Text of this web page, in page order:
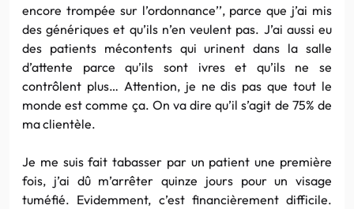
encore trompée sur l’ordonnance’’, parce que j’ai mis
des génériques et qu’ils n’en veulent pas. J’ai aussi eu
des patients mécontents qui urinent dans la salle
d’attente parce qu’ils sont ivres et qu’ils ne se
contrôlent plus… Attention, je ne dis pas que tout le
monde est comme ça. On va dire qu’il s’agit de 75% de
ma clientèle.
Je me suis fait tabasser par un patient une première
fois, j’ai dû m’arrêter quinze jours pour un visage
tuméfié. Evidemment, c’est financièrement difficile.